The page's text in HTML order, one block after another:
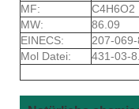
MF:
C4H6O2
MW:
86.09
EINECS:
207-069-
Mol Datei:
431-03-